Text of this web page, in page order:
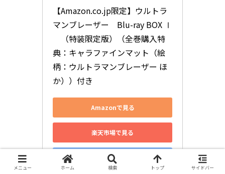
【Amazon.co.jp限定】ウルトラ
マンブレーザー　Blu-ray BOX Ⅰ
（特装限定版）（全巻購入特
典：キャラファインマット（絵
柄：ウルトラマンブレーザー ほ
か））付き
Amazonで見る
楽天市場で見る
Yahoo!ショッピングで見る
メニュー ホーム 検索 トップ サイドバー